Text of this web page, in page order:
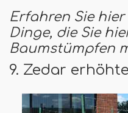
Erfahren Sie
Dinge, die Sie
Baumstümpfen
9. Zedar